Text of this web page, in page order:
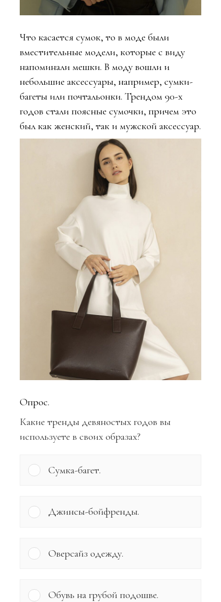
Что касается сумок, то в моде были
вместительные модели, которые с виду
напоминали мешки. В моду вошли и
небольшие аксессуары, например, сумки-
багеты или почтальонки. Трендом 90-х
годов стали поясные сумочки, причем это
был как женский, так и мужской аксессуар.
Опрос.
Какие тренды девяностых годов вы
используете в своих образах?
Сумка-багет.
Джинсы-бойфренды.
Оверсайз одежду.
Обувь на грубой подошве.